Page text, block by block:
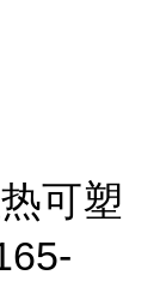
可塑